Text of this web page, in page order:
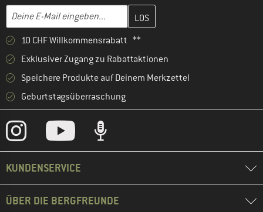
E-Mail-Adresse
Gib hier deine E-Mail-Adresse ein und erstelle im nächsten
10 CHF Willkommensrabatt **
Exklusiver Zugang zu Rabattaktionen
Speichere Produkte auf Deinem Merkzettel
Geburtstagsüberraschung
KUNDENSERVICE
ÜBER DIE BERGFREUNDE